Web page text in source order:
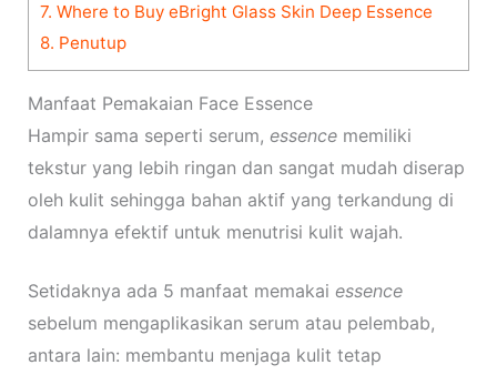
7. Where to Buy eBright Glass Skin Deep Essence
8. Penutup
Manfaat Pemakaian Face Essence
Hampir sama seperti serum, essencememiliki
tekstur yang lebih ringan dan sangat mudah diserap
oleh kulit sehingga bahan aktif yang terkandung di
dalamnya efektif untuk menutrisi kulit wajah.
Setidaknya ada 5 manfaat memakai essence
sebelum mengaplikasikan serum atau pelembab,
antara lain: membantu menjaga kulit tetap